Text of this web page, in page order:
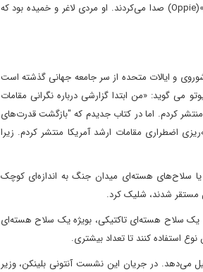
سیاه‌چاله‌ها را ۳۰ سال پیش از تبدیل شدن به یک نظریه رایج انجام داد.همکاران و دوستانش او را «اوپی»(Oppie) صدا می‌کردند. او مردی لاغر و خمیده بود که
جماهیر شوروی و ایالات متحده از سر جامعه جهانی گذشته است
گوید: «من ابتدا گزارشی درباره نگرانی مقامات
کند، منتشر کردم. اما در کتاب جدیدم که "بازگشت قدرت‌های
اضطراری مقامات ارشد آمریکا منتشر کردم. زیرا
سلاح‌های هسته‌ای میدان جنگ به اندازه‌ای کوچک
مستقر شدند، شلیک کرد.
یک سلاح هسته‌ای تاکتیکی، بویژه یک سلاح هسته‌ای
استفاده کنند تا تعداد بیشتری.
در جریان این نشست آنتونی بلینکن، وزیر